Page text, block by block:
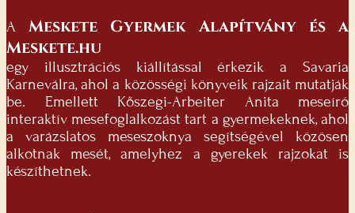
A
Meskete Gyermek Alapítvány és a
Meskete.hu
egy illusztrációs kiállítással érkezik a Savaria
Karneválra, ahol a közösségi könyveik rajzait mutatják
be. Emellett Kőszegi-Arbeiter Anita meseíró
interaktív mesefoglalkozást tart a gyermekeknek, ahol
a varázslatos meseszoknya segítségével közösen
alkotnak mesét, amelyhez a gyerekek rajzokat is
készíthetnek.